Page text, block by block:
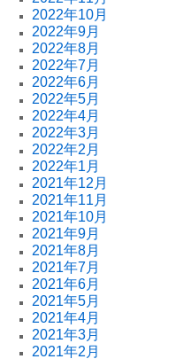
2022年10月
2022年9月
2022年8月
2022年7月
2022年6月
2022年5月
2022年4月
2022年3月
2022年2月
2022年1月
2021年12月
2021年11月
2021年10月
2021年9月
2021年8月
2021年7月
2021年6月
2021年5月
2021年4月
2021年3月
2021年2月